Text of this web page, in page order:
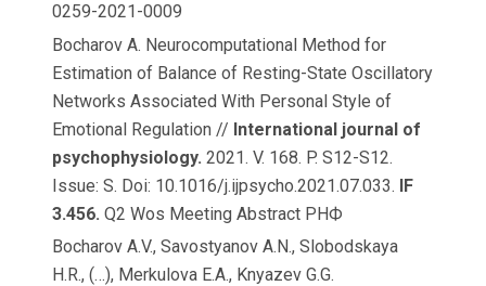
0259-2021-0009
Bocharov A. Neurocomputational Method for
Estimation of Balance of Resting-State Oscillatory
Networks Associated With Personal Style of
Emotional Regulation // International journal of
psychophysiology. 2021. V. 168. P. S12-S12.
Issue: S. Doi: 10.1016/j.ijpsycho.2021.07.033. IF
3.456. Q2 Wos Meeting Abstract РНФ
Bocharov A.V., Savostyanov A.N., Slobodskaya
H.R., (…), Merkulova E.A., Knyazev G.G.